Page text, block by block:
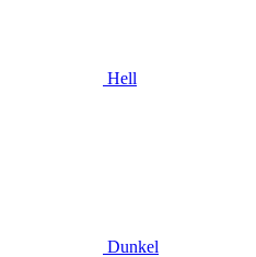
Hell
Dunkel